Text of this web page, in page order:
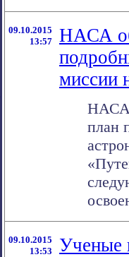
09.10.2015
13:57
НАСА
миссии
НАСА
план
09.10.2015
13:53
Ученые